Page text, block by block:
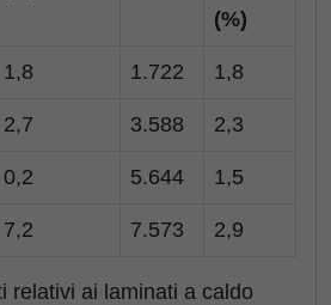
(%)
1,8 1.722 1,8
2,7 3.588 2,3
0,2 5.644 1,5
7,2 7.573 2,9
relativi ai laminati a caldo